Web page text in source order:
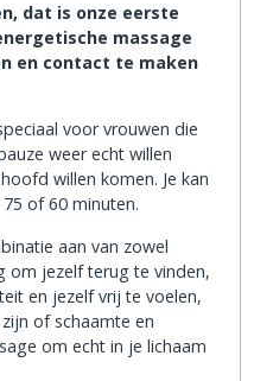
dat is onze eerste
massage
en contact te maken
voor vrouwen die
weer echt willen
willen komen. Je kan
of 60 minuten.
aan van zowel
om jezelf terug te vinden,
en jezelf vrij te voelen,
of schaamte en
om echt in je lichaam